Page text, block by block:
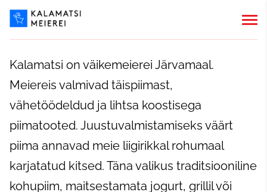
Kalamatsi on väikemeierei Järvamaal.
Meiereis valmivad täispiimast,
vähetöödeldud ja lihtsa koostisega
piimatooted. Juustuvalmistamiseks väärt
piima annavad meie liigirikkal rohumaal
karjatatud kitsed. Täna valikus traditsiooniline
kohupiim, maitsestamata jogurt, grillil või